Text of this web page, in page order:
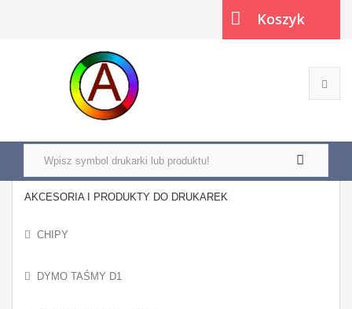
Koszyk
AKCESORIA I PRODUKTY DO DRUKAREK
CHIPY
DYMO TAŚMY D1